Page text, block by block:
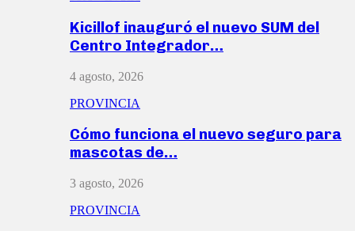
Kicillof inauguró el nuevo SUM del
Centro Integrador…
4 agosto, 2026
PROVINCIA
Cómo funciona el nuevo seguro para
mascotas de…
3 agosto, 2026
PROVINCIA